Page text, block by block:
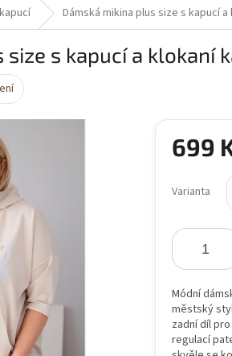
Dámská mikina plus size s kapucí
size s kapucí a klokaní
699
cena:
Varianta
Módní
městský
zadní díl
regulací